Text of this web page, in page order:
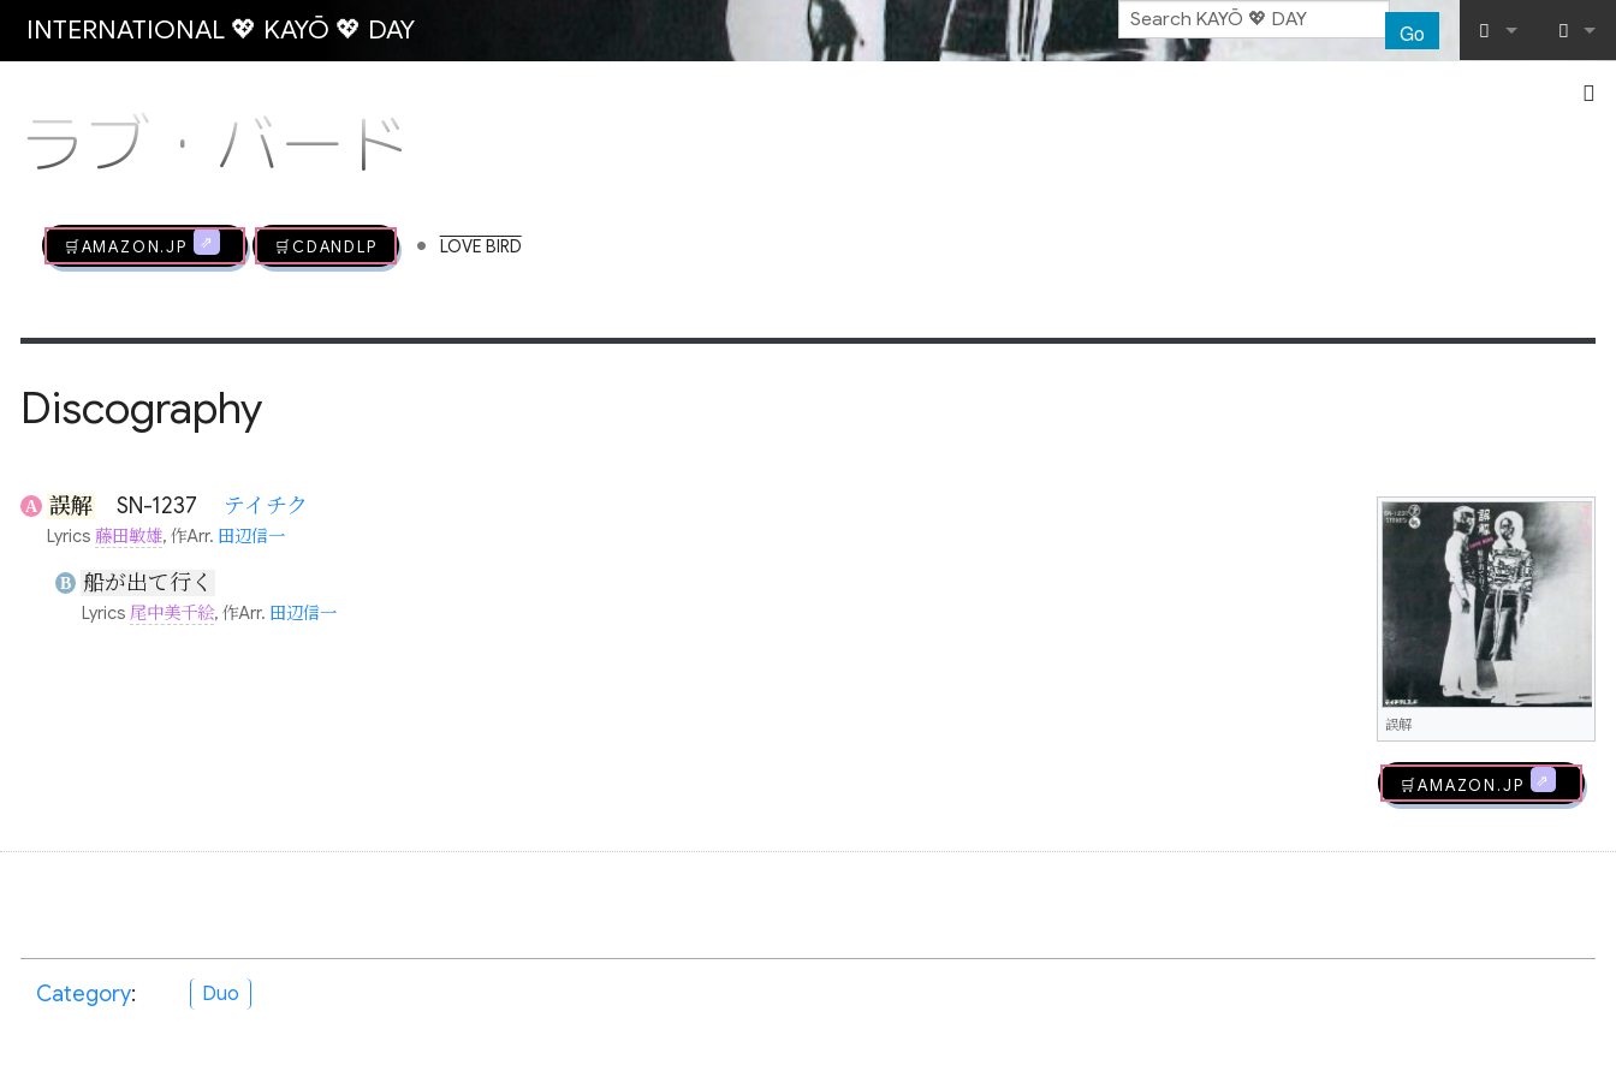
INTERNATIONAL 💖 KAYŌ 💖 DAY Go
What links
Help
Log in
ラブ・バード
🛒AMAZON.jp 🛒CDandLP • LOVE BIRD
Discography
A 誤解 SN-1237 テイチク
Lyrics 藤田敏雄, 作Arr. 田辺信一
B 船が出て行く
Lyrics 尾中美千絵, 作Arr. 田辺信一
誤解
🛒AMAZON.jp
Category: Duo